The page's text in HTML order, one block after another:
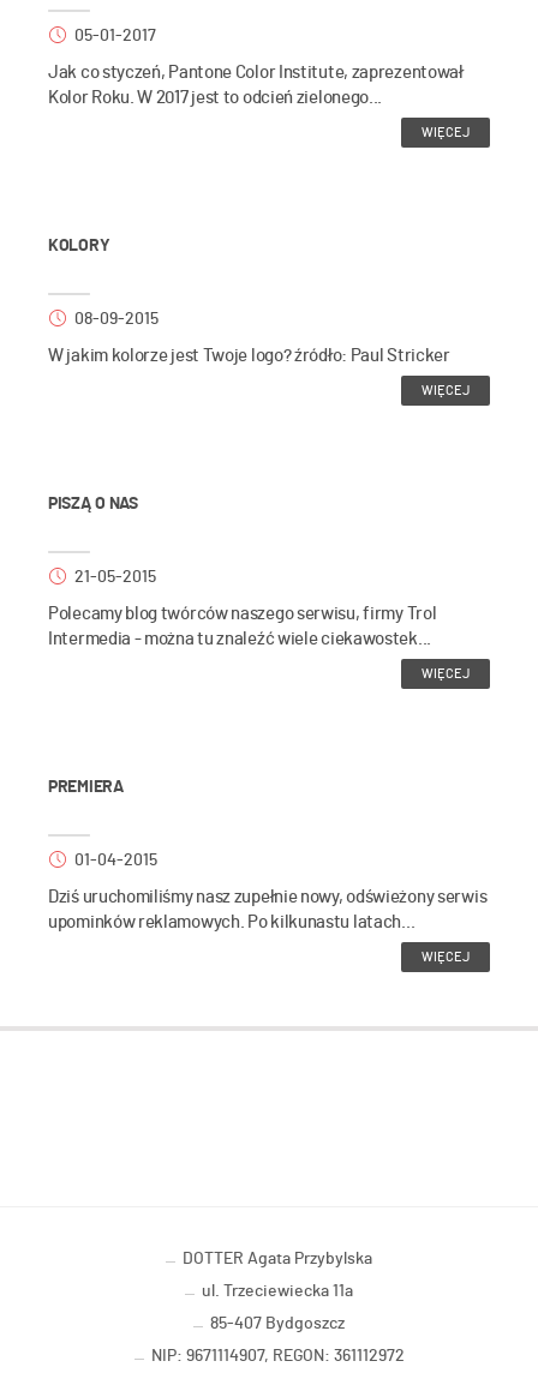
05-01-2017
Jak co styczeń, Pantone Color Institute, zaprezentował
Kolor Roku. W 2017 jest to odcień zielonego...
WIĘCEJ
KOLORY
08-09-2015
W jakim kolorze jest Twoje logo? źródło: Paul Stricker
WIĘCEJ
PISZĄ O NAS
21-05-2015
Polecamy blog twórców naszego serwisu, firmy Trol
Intermedia - można tu znaleźć wiele ciekawostek...
WIĘCEJ
PREMIERA
01-04-2015
Dziś uruchomiliśmy nasz zupełnie nowy, odświeżony serwis
upominków reklamowych. Po kilkunastu latach...
WIĘCEJ
DOTTER Agata Przybylska
ul. Trzeciewiecka 11a
85-407 Bydgoszcz
NIP: 9671114907, REGON: 361112972